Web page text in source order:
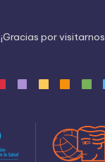
¡Gracias porvisitarnos